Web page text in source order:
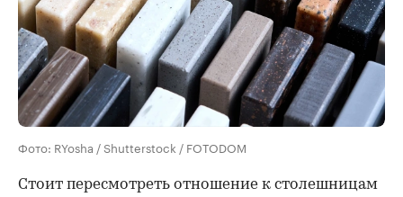
Фото: RYosha / Shutterstock / FOTODOM
Стоит пересмотреть отношение к столешницам